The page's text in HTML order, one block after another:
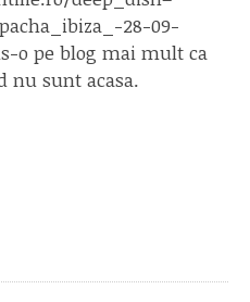
28-09-
o pe blog mai mult ca
nu sunt acasa.